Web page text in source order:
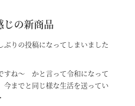
じの新商品
ぶりの投稿になってしまいました
すね～ かと言って令和になって
今までと同じ様な生活を送ってい